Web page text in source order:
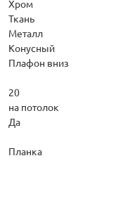
Хром
Ткань
Металл
Конусный
Плафон вниз
20
на потолок
Да
Планка